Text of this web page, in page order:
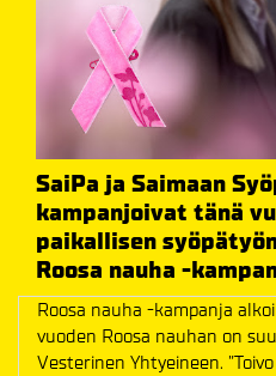
SaiPa ja Saimaan
kampanjoivat tänä
paikallisen
Roosa nauha -
Roosa nauha -kampanja
vuoden Roosa nauhan on
Vesterinen Yhtyeineen.